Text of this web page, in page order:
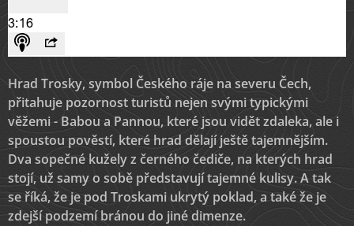
Hrad Trosky, symbol Českého ráje na severu Čech,
přitahuje pozornost turistů nejen svými typickými
věžemi - Babou a Pannou, které jsou vidět zdaleka, ale i
spoustou pověstí, které hrad dělají ještě tajemnějším.
Dva sopečné kužely z černého čediče, na kterých hrad
stojí, už samy o sobě představují tajemné kulisy. A tak
se říká, že je pod Troskami ukrytý poklad, a také že je
zdejší podzemí bránou do jiné dimenze.